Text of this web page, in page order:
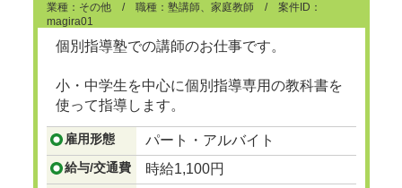
業種：その他 / 職種：塾講師、家庭教師 / 案件ID：
magira01
個別指導塾での講師のお仕事です。
小・中学生を中心に個別指導専用の教科書を
使って指導します。
...つづきを見る
雇用形態 パート・アルバイト
給与/交通費 時給1,100円